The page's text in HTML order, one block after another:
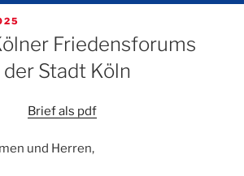
Friedensforums
Stadt Köln
Brief als pdf
und Herren,